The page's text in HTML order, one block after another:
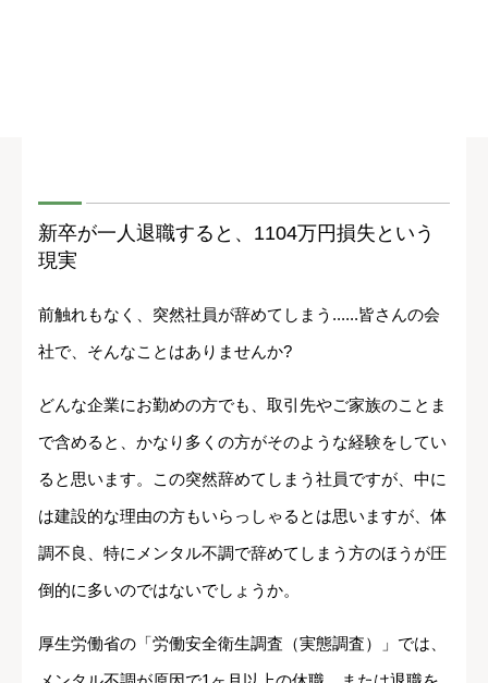
新卒が一人退職すると、1104万円損失という
現実
前触れもなく、突然社員が辞めてしまう......皆さんの会
社で、そんなことはありませんか?
どんな企業にお勤めの方でも、取引先やご家族のことま
で含めると、かなり多くの方がそのような経験をしてい
ると思います。この突然辞めてしまう社員ですが、中に
は建設的な理由の方もいらっしゃるとは思いますが、体
調不良、特にメンタル不調で辞めてしまう方のほうが圧
倒的に多いのではないでしょうか。
厚生労働省の「労働安全衛生調査（実態調査）」では、